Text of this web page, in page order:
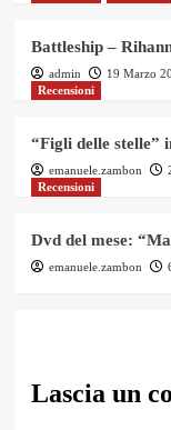
Battleship –
admin 19 Marzo
Recensioni
“Figli delle stelle”
emanuele.zambon
Recensioni
Dvd del mese:
emanuele.zambon
Lascia un